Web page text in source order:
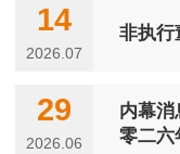
非执行
14
2026.07
内幕消
零二六
29
2026.06